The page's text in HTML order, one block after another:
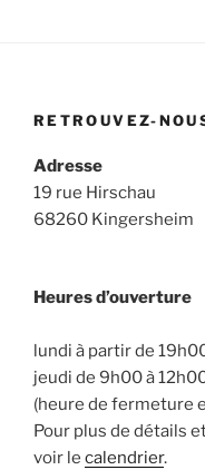
RETROUVEZ-
Adresse
19 rue Hirschau
68260 Kingersheim
Heures d’ouverture
lundi à partir de
jeudi de 9h00 à
(heure de fermeture
Pour plus de détails
voir le calendrier.